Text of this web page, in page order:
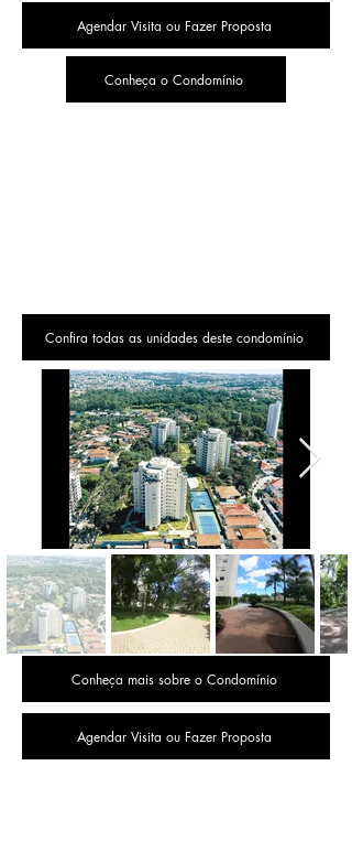
Agendar Visita ou Fazer Proposta
Conheça o Condomínio
Confira todas as unidades deste condomínio
Conheça mais sobre o Condomínio
Agendar Visita ou Fazer Proposta